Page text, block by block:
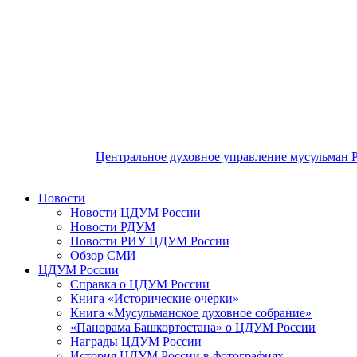
Центральное духовное управление мусульман
Новости
Новости ЦДУМ России
Новости РДУМ
Новости РИУ ЦДУМ России
Обзор СМИ
ЦДУМ России
Справка о ЦДУМ России
Книга «Исторические очерки»
Книга «Мусульманское духовное собрание»
«Панорама Башкортостана» о ЦДУМ России
Награды ЦДУМ России